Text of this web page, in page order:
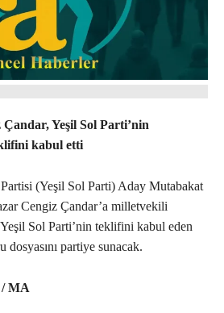
Yeşil Sol Parti’nin
kabul etti
(Yeşil Sol Parti) Aday Mutabakat
Cengiz Çandar’a milletvekili
Sol Parti’nin teklifini kabul eden
dosyasını partiye sunacak.
/ MA